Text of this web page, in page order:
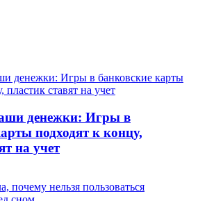
денежки: Игры в
подходят к концу,
на учет